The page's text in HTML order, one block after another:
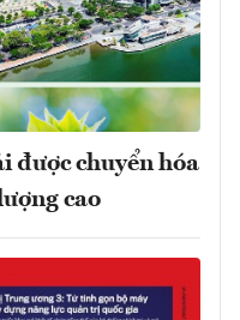
được chuyển hóa
cao